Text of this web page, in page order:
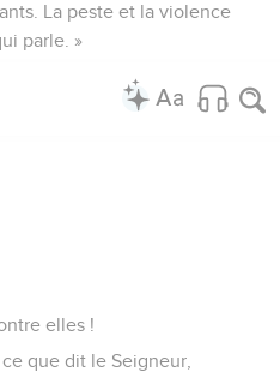
La peste et la violence
parle. »
elles !
que dit le Seigneur,